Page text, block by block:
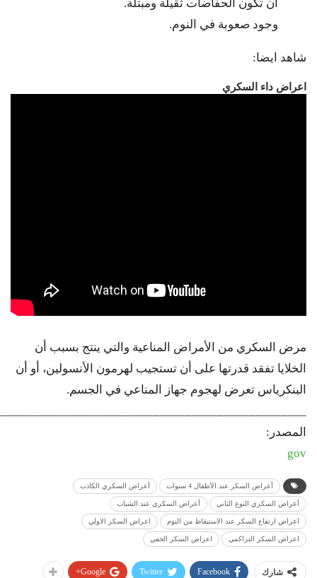
أن تكون الحفاضات ثقيلة ومبتلة.
وجود صعوبة في النوم.
شاهد ايضا:
اعراض داء السكري
مرض السكري من الأمراض المناعية والتي ينتج بسبب أن
الخلايا تفقد قدرتها على أن تستجيب لهرمون الأنسولين، أو أن
البنكرياس تعرض لهجوم جهاز المناعي في الجسم.
المصدر:
gov
أعراض السكر عند الأطفال 4 سنوات أعراض السكري الكاذب
أعراض السكري النوع الثاني أعراض السكري عند الشباب
اعراض ارتفاع السكر عند الاستيقاظ من النوم اعراض السكر الاولي
اعراض السكر التراكمي اعراض السكر الخفي
شارك Facebook
Twitter
Google+